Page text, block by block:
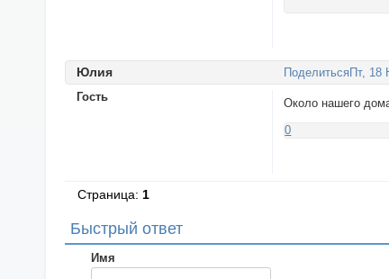
Поделиться Пт, 18
Юлия
Гость
Около нашего
0
Страница: 1
Быстрый ответ
Имя